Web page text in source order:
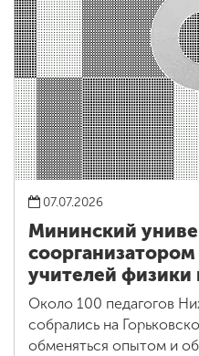
07.07.2026
Мининский
соорганизатором
учителей физики
Около 100 педагогов
собрались на
обменяться опытом и